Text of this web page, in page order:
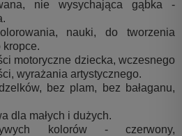
nie wysychająca gąbka -
nauki, do tworzenia
kropce.
motoryczne dziecka, wczesnego
wyrażania artystycznego.
bez plam, bez bałaganu,
dla małych i dużych.
kolorów - czerwony,